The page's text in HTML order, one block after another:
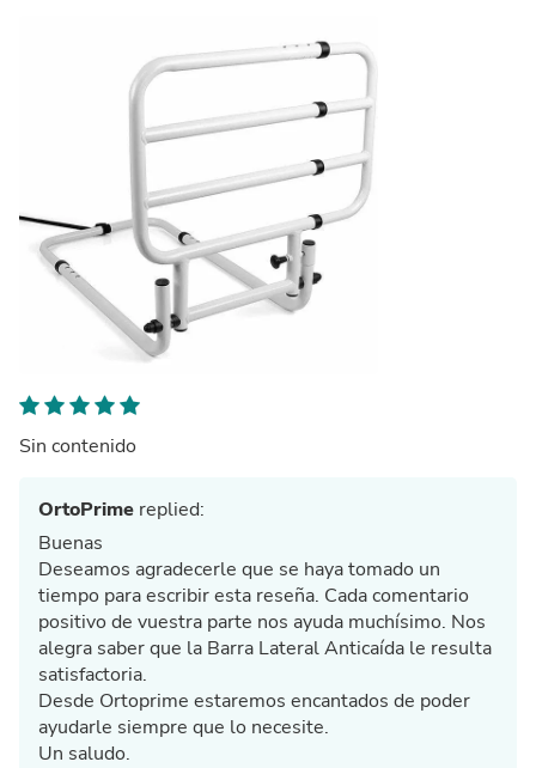
Sin contenido
OrtoPrime replied:
Buenas
Deseamos agradecerle que se haya tomado un
tiempo para escribir esta reseña. Cada comentario
positivo de vuestra parte nos ayuda muchísimo. Nos
alegra saber que la Barra Lateral Anticaída le resulta
satisfactoria.
Desde Ortoprime estaremos encantados de poder
ayudarle siempre que lo necesite.
Un saludo.